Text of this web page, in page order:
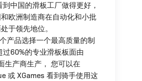
中国的滑板工厂做得更好，
欧洲制造商在自动化和小批
于领先地位。
产品选择一个最高质量的制
过60%的专业滑板板面由
生产商生产， 您可以在
或 XGames 看到骑手使用这